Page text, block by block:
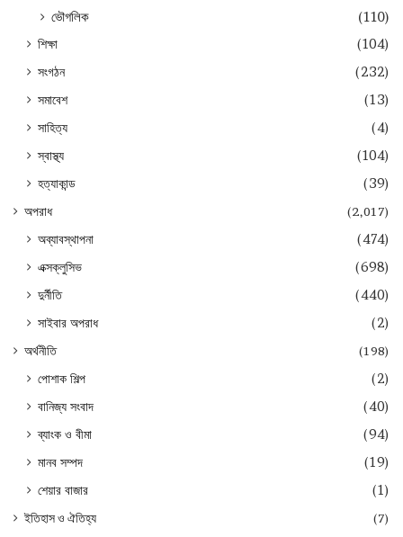
ভৌগলিক
(110)
শিক্ষা
(104)
সংগঠন
(232)
সমাবেশ
(13)
সাহিত্য
(4)
স্বাস্থ্য
(104)
হত্যাকান্ড
(39)
অপরাধ (2,017)
অব্যাবস্থাপনা
(474)
এক্সক্লুসিভ
(698)
দুর্নীতি
(440)
সাইবার অপরাধ
(2)
অর্থনীতি (198)
পোশাক শিল্প
(2)
বানিজ্য সংবাদ
(40)
ব্যাংক ও বীমা
(94)
মানব সম্পদ
(19)
শেয়ার বাজার
(1)
ইতিহাস ও ঐতিহ্য
(7)